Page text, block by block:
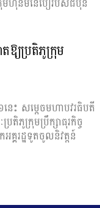
យប្រតិភូក្រុម
េះ សម្តេចមហាបវរ​ធិប​តី
តិភូក្រុម​ប្រឹក្សា​​ធុរកិច្ច
គរដ្ឋ​ទូតចូលនិវត្តន៍